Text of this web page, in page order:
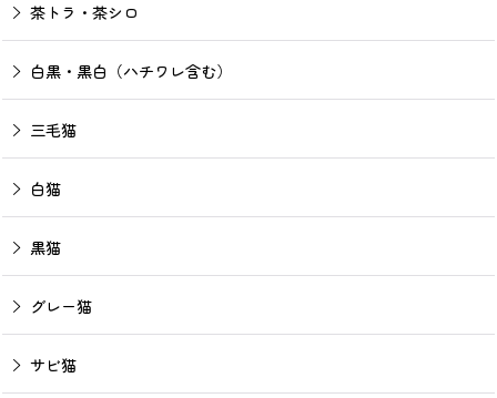
茶トラ・茶シロ
白黒・黒白（ハチワレ含む）
三毛猫
白猫
黒猫
グレー猫
サビ猫